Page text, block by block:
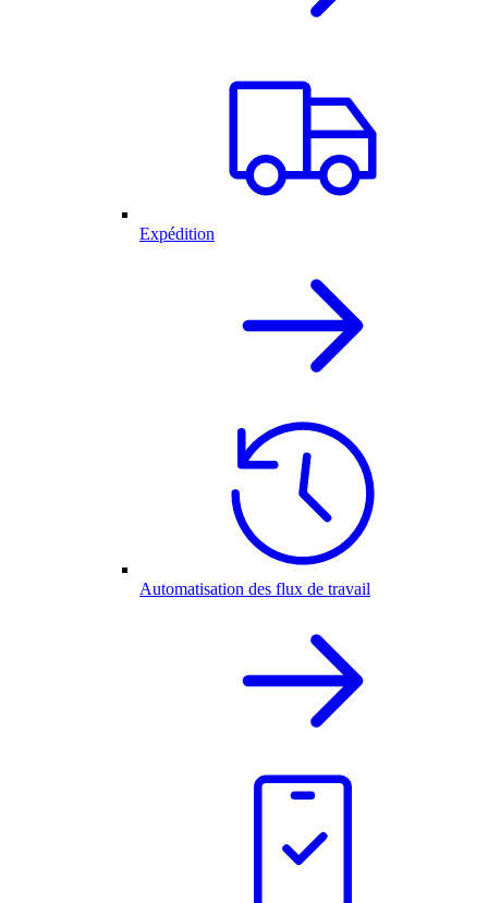
Expédition
Automatisation des flux de travail